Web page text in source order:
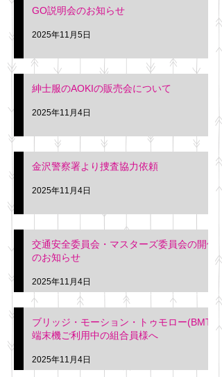
GO説明会のお知らせ
2025年11月5日
紳士服のAOKIの販売会について
2025年11月4日
金沢警察署より捜査協力依頼
2025年11月4日
交通安全委員会・マスターズ委員会の開催
のお知らせ
2025年11月4日
ブリッジ・モーション・トゥモロー(BMT)
端末機ご利用中の組合員様へ
2025年11月4日